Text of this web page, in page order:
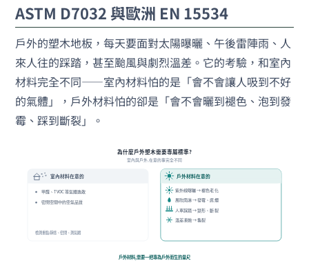
ASTM D7032 與歐洲 EN 15534
戶外的塑木地板，每天要面對太陽曝曬、午後雷陣雨、人
來人往的踩踏，甚至颱風與劇烈溫差。它的考驗，和室內
材料完全不同——室內材料怕的是「會不會讓人吸到不好
的氣體」，戶外材料怕的卻是「會不會曬到褪色、泡到發
霉、踩到斷裂」。